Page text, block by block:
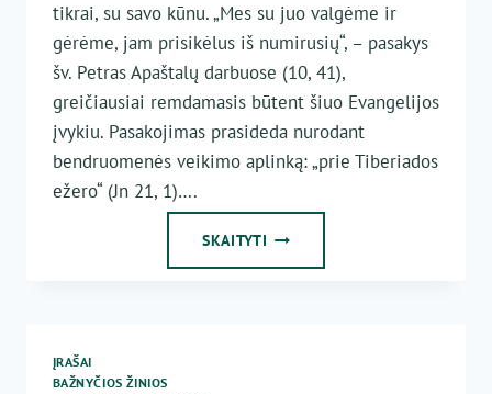
tikrai, su savo kūnu. „Mes su juo valgėme ir
gėrėme, jam prisikėlus iš numirusių“, – pasakys
šv. Petras Apaštalų darbuose (10, 41),
greičiausiai remdamasis būtent šiuo Evangelijos
įvykiu. Pasakojimas prasideda nurodant
bendruomenės veikimo aplinką: „prie Tiberiados
ežero“ (Jn 21, 1)….
SKAITYTI RYTUI
ĮRAŠAI
BAŽNYČIOS ŽINIOS